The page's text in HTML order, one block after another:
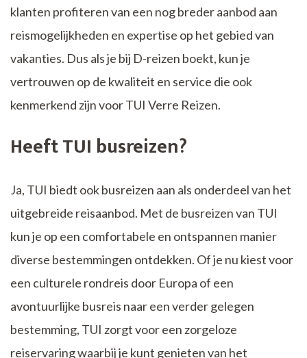
klanten profiteren van een nog breder aanbod aan
reismogelijkheden en expertise op het gebied van
vakanties. Dus als je bij D-reizen boekt, kun je
vertrouwen op de kwaliteit en service die ook
kenmerkend zijn voor TUI Verre Reizen.
Heeft TUI busreizen?
Ja, TUI biedt ook busreizen aan als onderdeel van het
uitgebreide reisaanbod. Met de busreizen van TUI
kun je op een comfortabele en ontspannen manier
diverse bestemmingen ontdekken. Of je nu kiest voor
een culturele rondreis door Europa of een
avontuurlijke busreis naar een verder gelegen
bestemming, TUI zorgt voor een zorgeloze
reiservaring waarbij je kunt genieten van het